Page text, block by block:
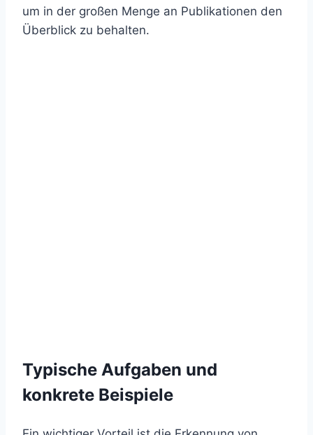
um in der großen Menge an Publikationen den
Überblick zu behalten.
Typische Aufgaben und
konkrete Beispiele